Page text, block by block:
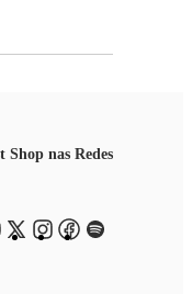
Shop nas Redes